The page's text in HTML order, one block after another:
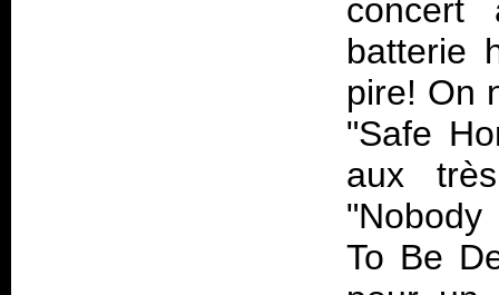
concert
batterie
pire! On
"Safe
aux
"Nobody
To Be